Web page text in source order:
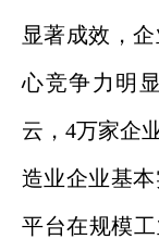
显著成效，
心竞争力明
云，4万家企
造业企业基
平台在规模